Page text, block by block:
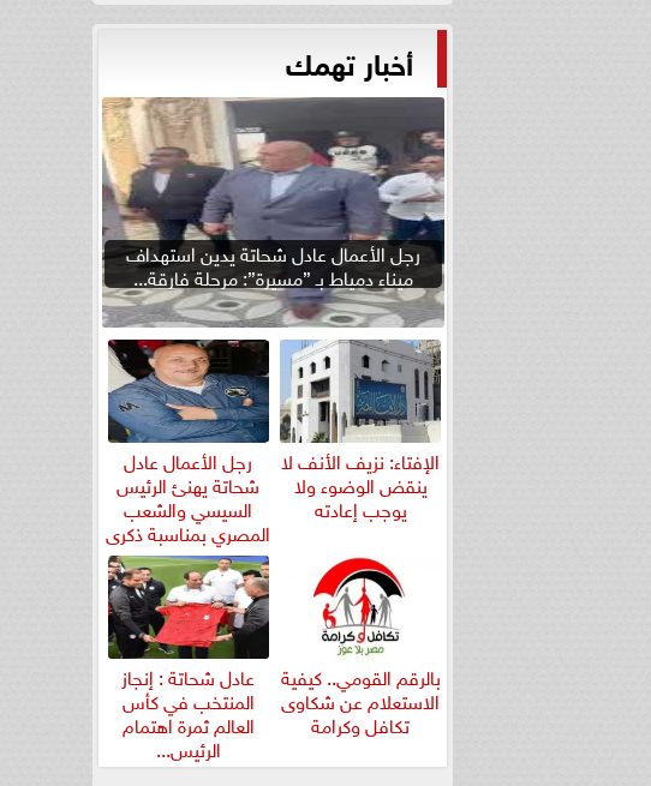
أخبار تهمك
رجل الأعمال عادل شحاتة يدين استهداف
ميناء دمياط بـ ”مسيرة”: مرحلة فارقة...
الإفتاء: نزيف الأنف لا
ينقض الوضوء ولا
يوجب إعادته
رجل الأعمال عادل
شحاتة يهنئ الرئيس
السيسي والشعب
المصري بمناسبة ذكرى
ثورة...
بالرقم القومي.. كيفية
الاستعلام عن شكاوى
تكافل وكرامة
عادل شحاتة : إنجاز
المنتخب في كأس
العالم ثمرة اهتمام
الرئيس...